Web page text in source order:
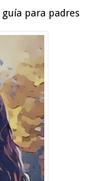
guía para padres